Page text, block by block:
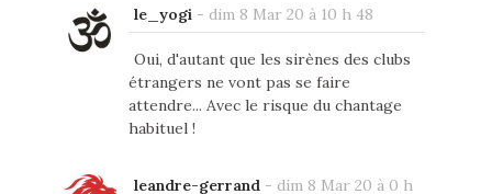
le_yogi - dim 8 Mar 20 à 10 h 48
Oui, d'autant que les sirènes des clubs
étrangers ne vont pas se faire
attendre... Avec le risque du chantage
habituel !
leandre-gerrand - dim 8 Mar 20 à 0 h